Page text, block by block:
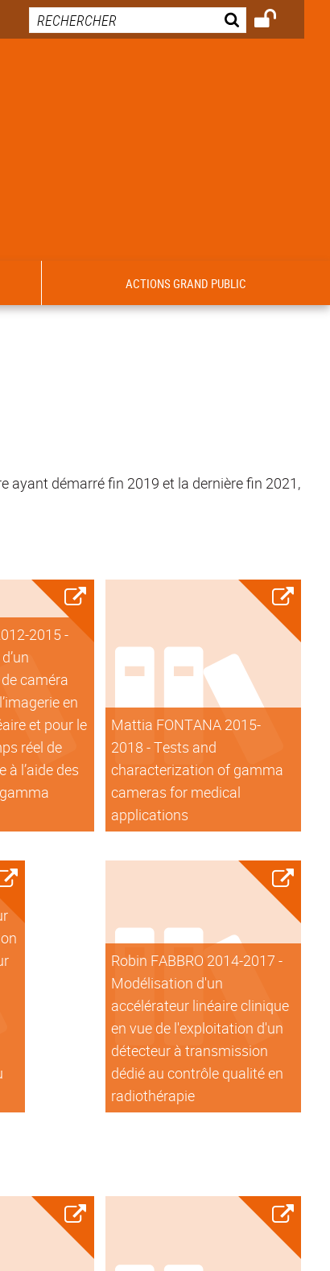
ACTIONS GRAND PUBLIC
ayant démarré fin 2019 et la dernière fin 2021,
2015 -
caméra
en
et pour le
réel de
à l’aide des
Mattia FONTANA 2015-
2018 - Tests and
characterization of gamma
cameras for medical
applications
Robin FABBRO 2014-2017 -
Modélisation d'un
accélérateur linéaire clinique
en vue de l'exploitation d'un
détecteur à transmission
dédié au contrôle qualité en
radiothérapie